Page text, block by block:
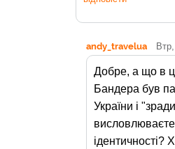
andy_travelua
Добре, а що в
Бандера був
України і
ідентичності?